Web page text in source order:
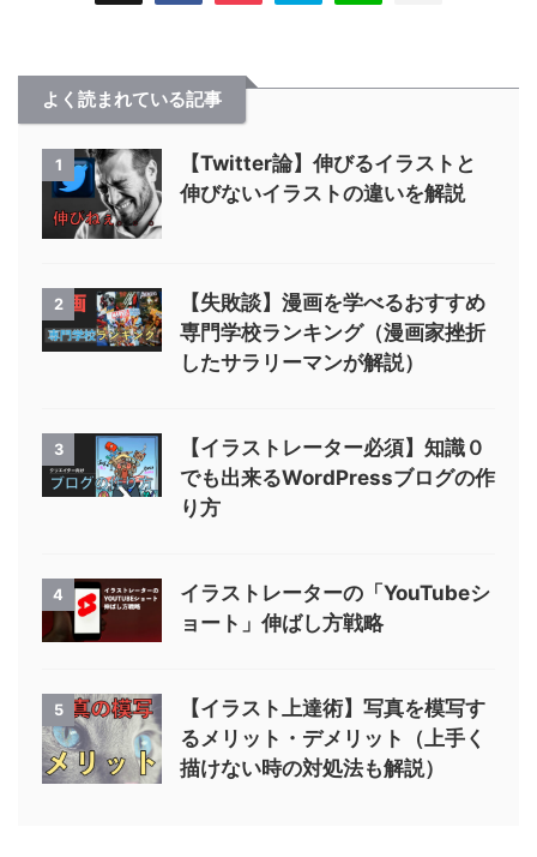
よく読まれている記事
1
【Twitter論】伸びるイラストと
伸びないイラストの違いを解説
2
【失敗談】漫画を学べるおすすめ
専門学校ランキング（漫画家挫折
したサラリーマンが解説）
3
【イラストレーター必須】知識０
でも出来るWordPressブログの作
り方
4
イラストレーターの「YouTubeシ
ョート」伸ばし方戦略
5
【イラスト上達術】写真を模写す
るメリット・デメリット（上手く
描けない時の対処法も解説）